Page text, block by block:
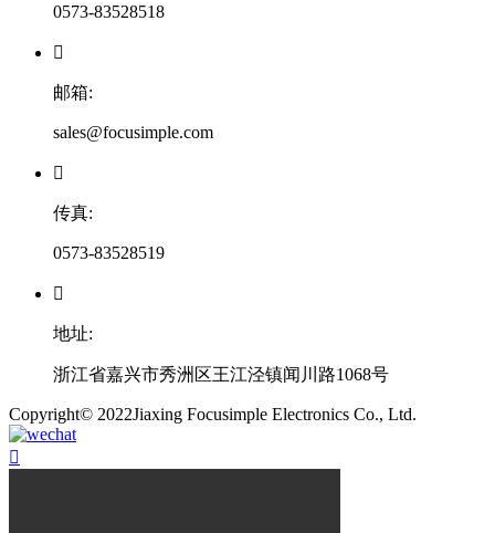
0573-83528518

邮箱:
sales@focusimple.com

传真:
0573-83528519

地址:
浙江省嘉兴市秀洲区王江泾镇闻川路1068号
​Copyright© 2022Jiaxing Focusimple Electronics Co., Ltd.
